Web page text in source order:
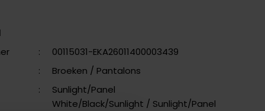
:
00115031-EKA26011400003439
: Broeken / Pantalons
:
Sunlight/Panel
White/Black/Sunlight / Sunlight/Panel